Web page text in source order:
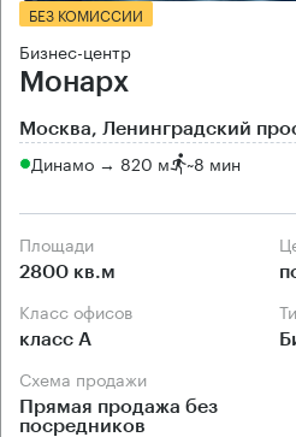
БЕЗ КОМИССИИ
Бизнес-центр
Монарх
Москва, Ленинградский
Динамо → 820 м ~8 мин
Площади
2800 кв.м
Класс офисов
класс А
Схема продажи
Прямая продажа без
посредников